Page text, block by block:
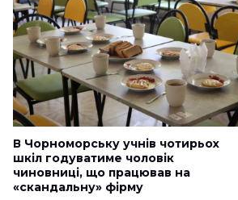
В Чорноморську учнів чотирьох
шкіл годуватиме чоловік
чиновниці, що працював на
«скандальну» фірму